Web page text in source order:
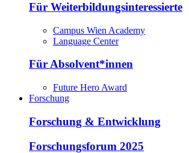
Für Weiterbildungsinteressierte
Campus Wien Academy
Language Center
Für Absolvent*innen
Future Hero Award
Forschung
Forschung & Entwicklung
Forschungsforum 2025